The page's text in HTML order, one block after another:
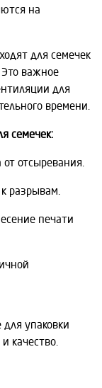
на
для семечек
Это важное
для
времени.
семечек:
отсыревания.
разрывам.
печати
упаковки
качество.